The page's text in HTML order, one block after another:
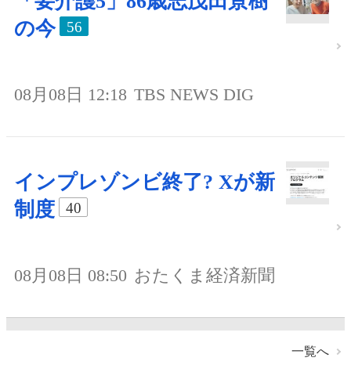
の今
56
08月08日 12:18 TBS NEWS DIG
インプレゾンビ終了? Xが新
制度
40
08月08日 08:50 おたくま経済新聞
一覧へ